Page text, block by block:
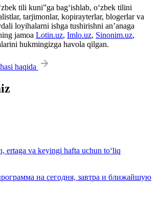
tili kuni”ga bag‘ishlab, o‘zbek tilini
tarjimonlar, kopirayterlar, blogerlar va
loyihalarni ishga tushirishni an’anaga
jamoa Lotin.uz, Imlo.uz, Sinonim.uz,
hukmingizga havola qilgan.
haqida
va keyingi hafta uchun to‘liq
на сегодня, завтра и ближайшую